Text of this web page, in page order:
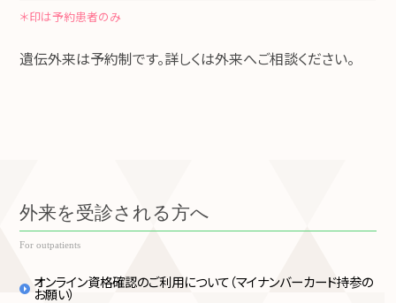
＊印は予約患者のみ
遺伝外来は予約制です。詳しくは外来へご相談ください。
外来を受診される方へ
For outpatients
オンライン資格確認のご利用について（マイナンバーカード持参の
お願い）